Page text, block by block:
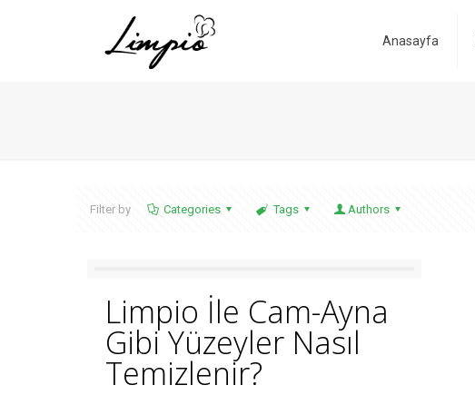
Anasayfa
Filter by Categories Tags Authors
Limpio İle Cam-Ayna
Gibi Yüzeyler Nasıl
Temizlenir?